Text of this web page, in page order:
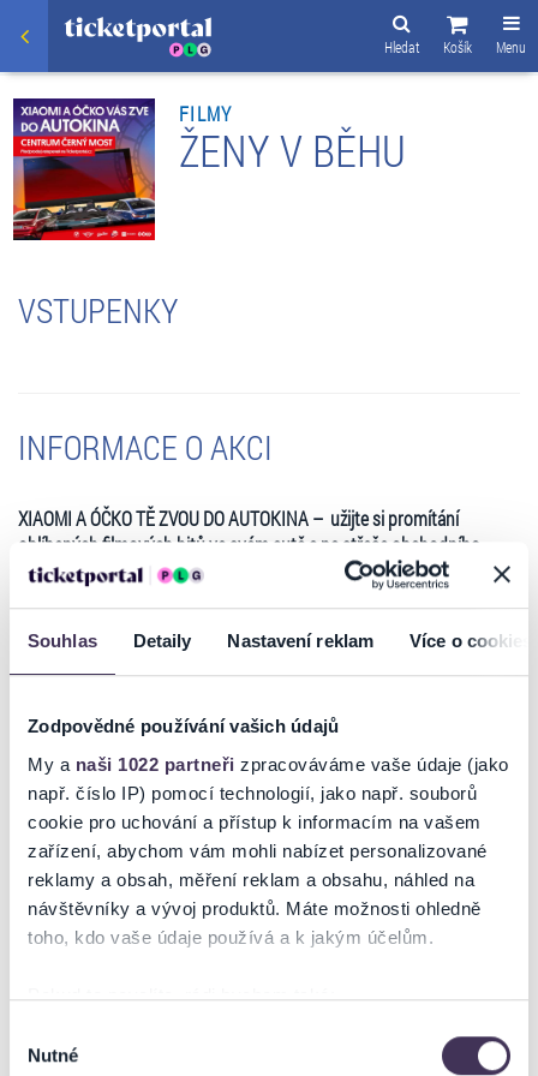
Souhlas Detaily Nastavení reklam Více o cookies
Zodpovědné používání vašich údajů
My a naši 1022 partneři zpracováváme vaše údaje (jako
např. číslo IP) pomocí technologií, jako např. souborů
cookie pro uchování a přístup k informacím na vašem
zařízení, abychom vám mohli nabízet personalizované
reklamy a obsah, měření reklam a obsahu, náhled na
návštěvníky a vývoj produktů. Máte možnosti ohledně
toho, kdo vaše údaje používá a k jakým účelům.
Pokud to povolíte, rádi bychom také:
které mohou být přesné na několik metrů
souhlasu
Nutné
Menu
Košík
Hledat
FILMY
ŽENY V BĚHU
VSTUPENKY
INFORMACE O AKCI
XIAOMI A ÓČKO TĚ ZVOU DO AUTOKINA – užijte si promítání
oblíbených filmových hitů ve svém autě a na střeše obchodního
centra!
1 vstupenka platí pro jedno vozidlo (2 osoby; 1 rodina), Vytištěnou
prosím umístěte na viditelné místo za předním sklem.
Po celou dobu neopouštějte vozidlo. Dbejte pokynů pořadatelské
VIP stání má nejlepší výhled + přednostní odjezd.
Film je dabován.
Vjezd od 19.15 hod. Začátek projekce od 20:00
Na stránkách společnosti Ticketportal si vždy zakoupíte